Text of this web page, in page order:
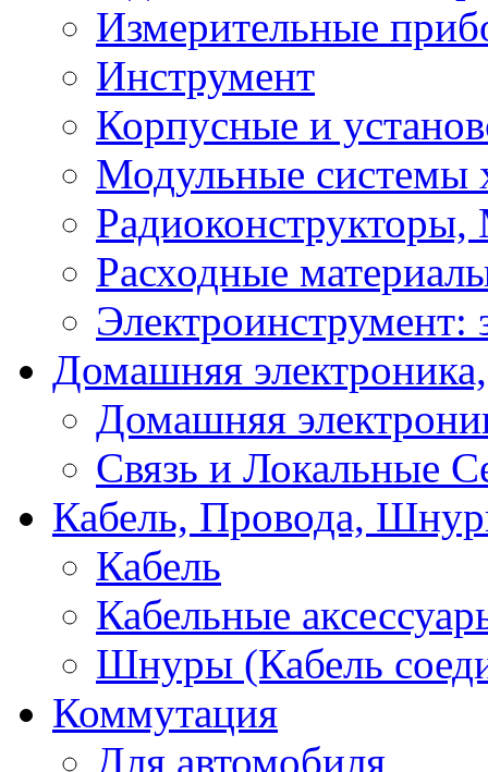
Измерительные
Инструмент
Корпусные и
Модульные системы
Расходные
Электроинструмент:
Домашняя
Домашняя
Связь и Локальные
Кабель, Провода,
Кабель
Кабельные
Шнуры (Кабель
Коммутация
Для автомобиля